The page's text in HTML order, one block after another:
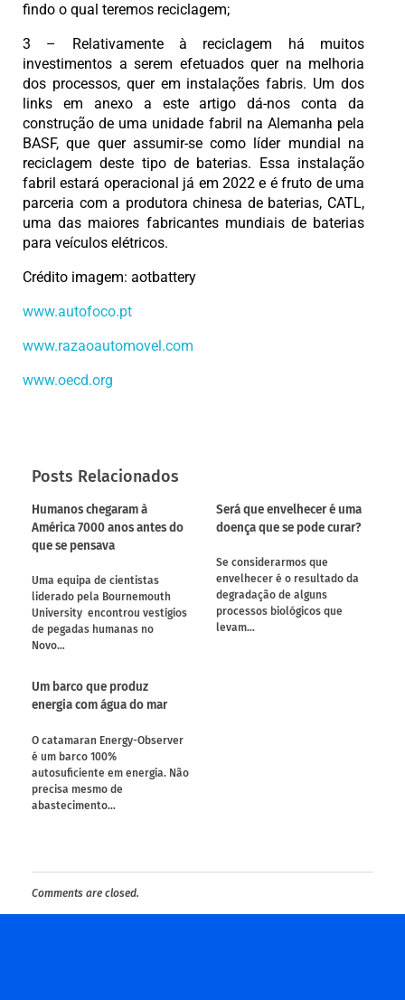
findo o qual teremos reciclagem;
3 – Relativamente à reciclagem há muitos
investimentos a serem efetuados quer na melhoria
dos processos, quer em instalações fabris. Um dos
links em anexo a este artigo dá-nos conta da
construção de uma unidade fabril na Alemanha pela
BASF, que quer assumir-se como líder mundial na
reciclagem deste tipo de baterias. Essa instalação
fabril estará operacional já em 2022 e é fruto de uma
parceria com a produtora chinesa de baterias, CATL,
uma das maiores fabricantes mundiais de baterias
para veículos elétricos.
Crédito imagem: aotbattery
www.autofoco.pt
www.razaoautomovel.com
www.oecd.org
Posts Relacionados
Humanos chegaram à
América 7000 anos antes do
que se pensava
Uma equipa de cientistas
liderado pela Bournemouth
University encontrou vestígios
de pegadas humanas no
Novo…
Será que envelhecer é uma
doença que se pode curar?
Se considerarmos que
envelhecer é o resultado da
degradação de alguns
processos biológicos que
levam…
Um barco que produz
energia com água do mar
O catamaran Energy-Observer
é um barco 100%
autosuficiente em energia. Não
precisa mesmo de
abastecimento…
Comments are closed.